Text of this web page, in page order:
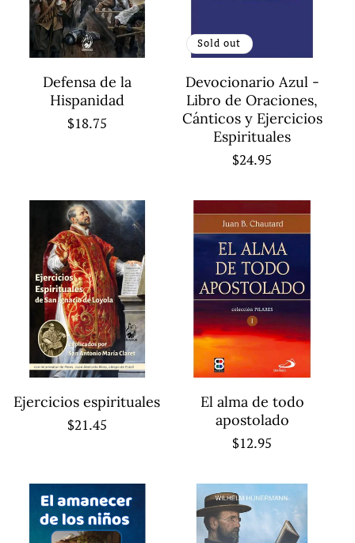
Defensa de la
Hispanidad
Regular
$18.75
Sold out
Devocionario Azul -
Libro de Oraciones,
Cánticos y Ejercicios
Espirituales
Regular
$24.95
Ejercicios espirituales
Regular
$21.45
El alma de todo
apostolado
Regular
$12.95